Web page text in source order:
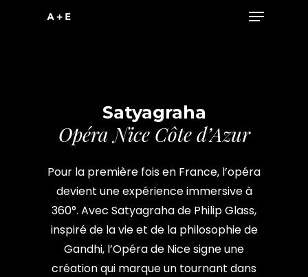
Menu
Satyagraha
Opéra Nice Côte d’Azur
Pour la première fois en France, l’opéra
devient une expérience immersive à
360°. Avec Satyagraha de Philip Glass,
inspiré de la vie et de la philosophie de
Gandhi, l’Opéra de Nice signe une
création qui marque un tournant dans